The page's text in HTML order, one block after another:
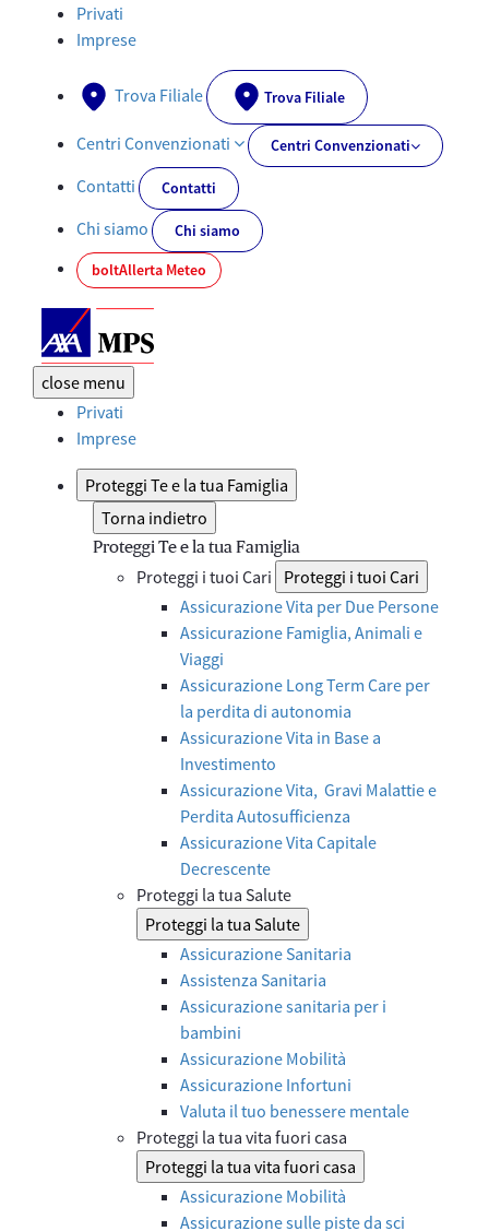
Documenti PRIIPs - AXA-MPS.IT
Privati
Imprese
Trova Filiale Trova Filiale
Centri Convenzionati Centri Convenzionati
Contatti Contatti
Chi siamo
Chi siamo
boltAllerta Meteo
close menu
Privati
Imprese
Proteggi Te e la tua Famiglia
Torna indietro
Proteggi Te e la tua Famiglia
Proteggi i tuoi Cari
Proteggi i tuoi Cari
Assicurazione Vita per Due Persone
Assicurazione Famiglia, Animali e
Viaggi
Assicurazione Long Term Care per
la perdita di autonomia
Assicurazione Vita in Base a
Investimento
Assicurazione Vita, Gravi Malattie e
Perdita Autosufficienza
Assicurazione Vita Capitale
Decrescente
Proteggi la tua Salute
Proteggi la tua Salute
Assicurazione Sanitaria
Assistenza Sanitaria
Assicurazione sanitaria per i
bambini
Assicurazione Mobilità
Assicurazione Infortuni
Valuta il tuo benessere mentale
Proteggi la tua vita fuori casa
Proteggi la tua vita fuori casa
Assicurazione Mobilità
Assicurazione sulle piste da sci